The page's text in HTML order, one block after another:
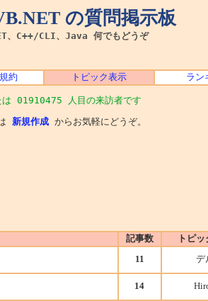
の質問掲示板
、C++/CLI、Java 何でもどうぞ
約 トピック表示 ラン
は 01910475 人目の来訪者です
新規作成 からお気軽にどうぞ。
記事数 トピ
11 デ
14